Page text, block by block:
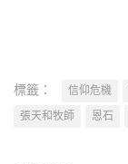
標籤： 信仰危機
張天和牧師
恩石